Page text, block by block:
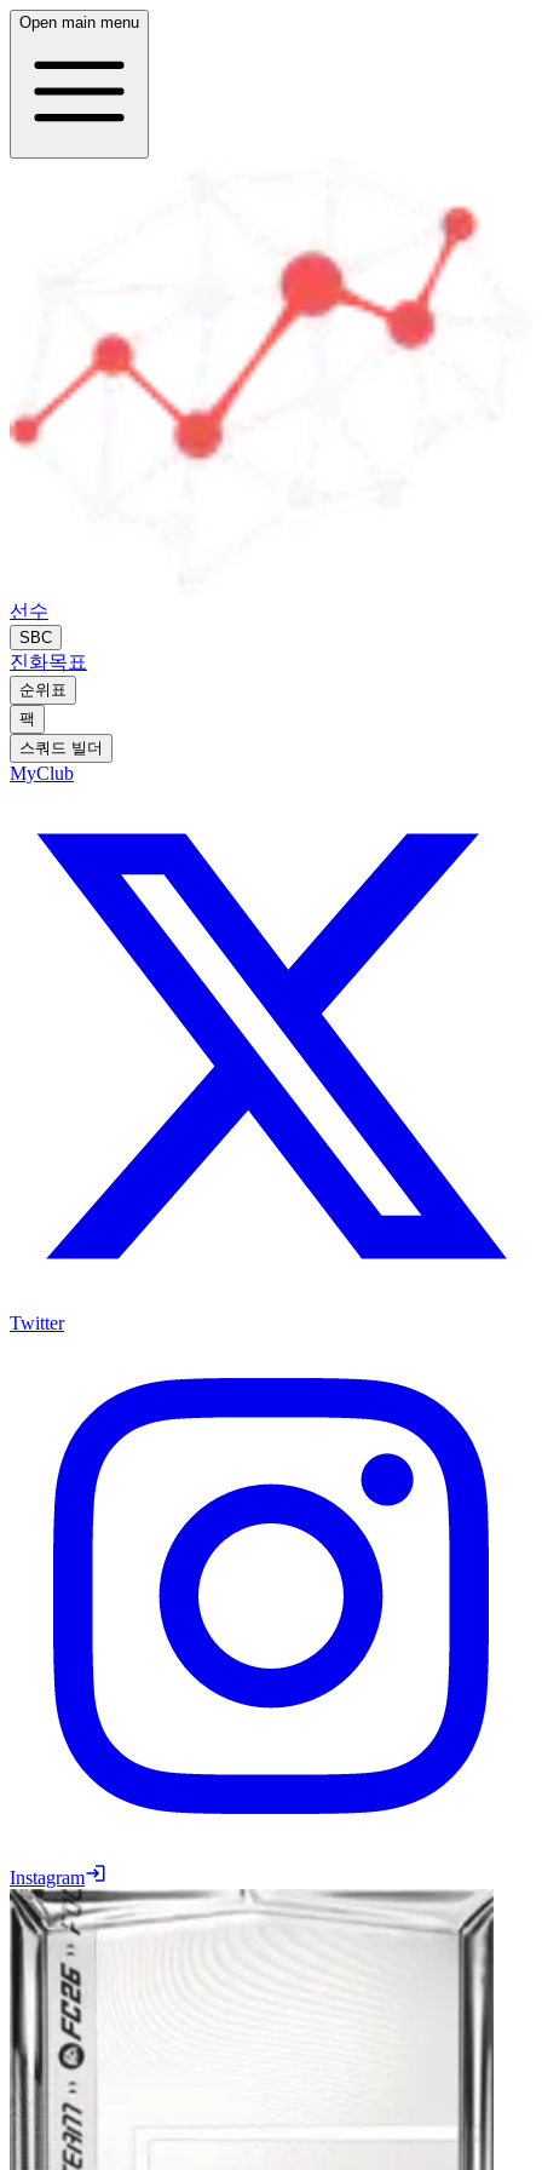
Open main menu
선수
SBC
진화목표
순위표
팩
스쿼드 빌더
MyClub
Twitter
Instagram